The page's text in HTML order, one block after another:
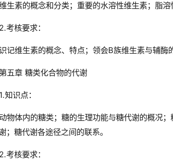
生素的概念和分类；重要的水溶性维生素；脂溶
考核要求：
记维生素的概念、特点；领会B族维生素与辅酶
五章 糖类化合物的代谢
知识点：
物体内的糖类；糖的生理功能与糖代谢的概况
；糖代谢各途径之间的联系。
考核要求：